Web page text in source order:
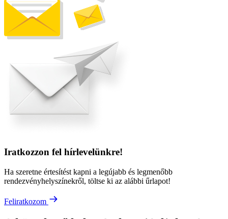
Iratkozzon fel hírlevelünkre!
Ha szeretne értesítést kapni a legújabb és legmenőbb
rendezvényhelyszínekről, töltse ki az alábbi űrlapot!
Feliratkozom